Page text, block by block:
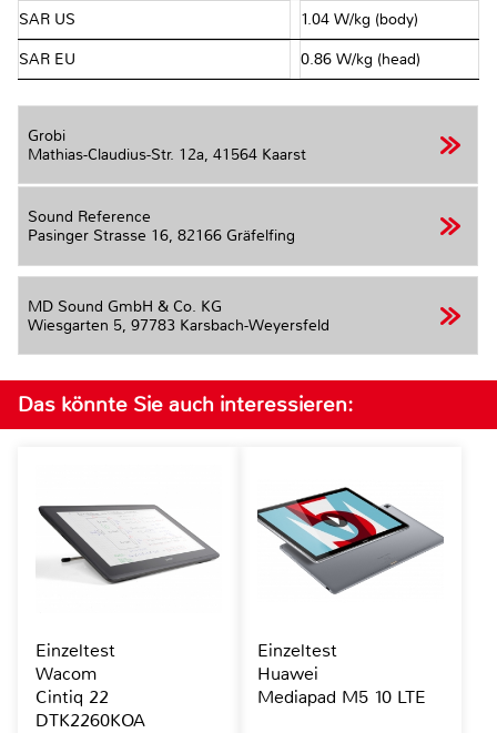
SAR US 1.04 W/kg (body)
SAR EU 0.86 W/kg (head)
Grobi
Mathias-Claudius-Str. 12a, 41564 Kaarst
Sound Reference
Pasinger Strasse 16, 82166 Gräfelfing
MD Sound GmbH & Co. KG
Wiesgarten 5, 97783 Karsbach-Weyersfeld
Das könnte Sie auch interessieren:
Einzeltest
Wacom
Cintiq 22
DTK2260KOA
Einzeltest
Huawei
Mediapad M5 10 LTE